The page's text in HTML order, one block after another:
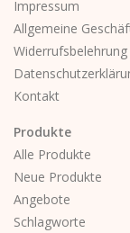
Impressum
Allgemeine
Widerrufsbelehrung
Kontakt
Produkte
Alle Produkte
Neue Produkte
Angebote
Schlagworte